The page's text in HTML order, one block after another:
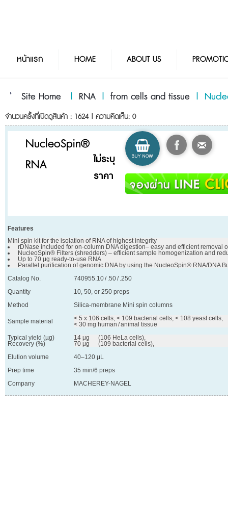
หน้าแรก HOME ABOUT US
Site Home | RNA | from cells and tissue |
จำนวนครั้งที่เปิดดูสินค้า : 1624 | ความคิดเห็น: 0
NucleoSpin®
RNA
ไม่ระบุ
ราคา
Features
Mini spin kit for the isolation of RNA of highest integrity
rDNase included for on-column DNA digestion– easy and efficient removal
NucleoSpin® Filters (shredders) – efficient sample homogenization and
Up to 70 μg ready-to-use RNA
Parallel purification of genomic DNA by using the NucleoSpin® RNA/DNA
Catalog No.
740955.10 / .50 / .250
Quantity
10, 50, or 250 preps
Method
Silica-membrane Mini spin columns
Sample material
< 5 x 106 cells, < 109 bacterial cells, < 108 yeast cells,
< 30 mg human / animal tissue
Typical yield (µg)
Recovery (%)
14 μg	(106 HeLa cells),
70 μg	(109 bacterial cells),
Elution volume
40–120 μL
Prep time
35 min/6 preps
Company
MACHEREY-NAGEL